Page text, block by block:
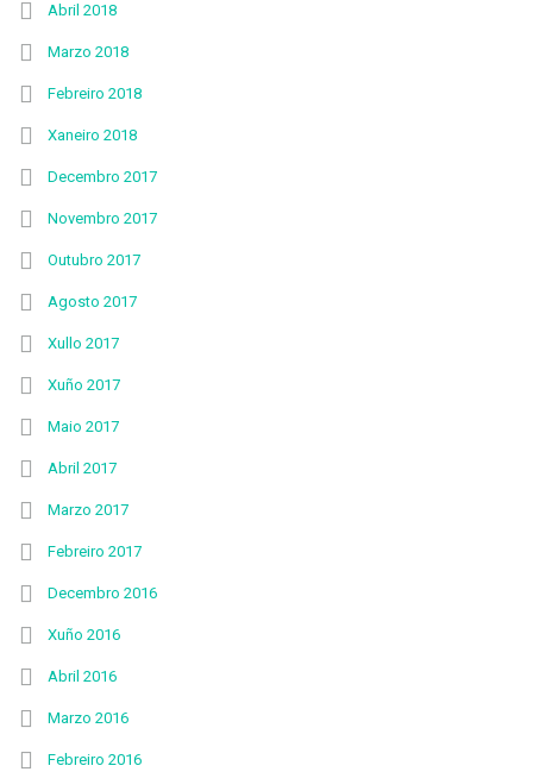
Abril 2018
Marzo 2018
Febreiro 2018
Xaneiro 2018
Decembro 2017
Novembro 2017
Outubro 2017
Agosto 2017
Xullo 2017
Xuño 2017
Maio 2017
Abril 2017
Marzo 2017
Febreiro 2017
Decembro 2016
Xuño 2016
Abril 2016
Marzo 2016
Febreiro 2016